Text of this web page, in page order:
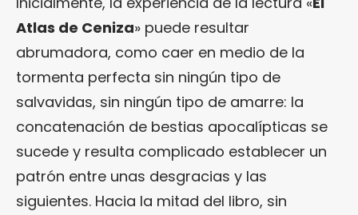
Atlas de Ceniza» puede resultar
abrumadora, como caer en medio de la
tormenta perfecta sin ningún tipo de
salvavidas, sin ningún tipo de amarre: la
concatenación de bestias apocalípticas se
sucede y resulta complicado establecer un
patrón entre unas desgracias y las
siguientes. Hacia la mitad del libro, sin